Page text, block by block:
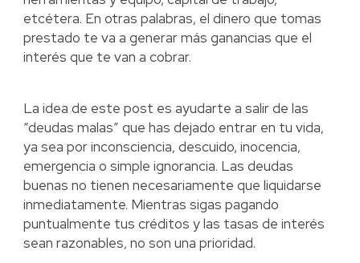
etcétera. En otras palabras, el dinero que tomas
prestado te va a generar más ganancias que el
interés que te van a cobrar.
La idea de este post es ayudarte a salir de las
“deudas malas” que has dejado entrar en tu vida,
ya sea por inconsciencia, descuido, inocencia,
emergencia o simple ignorancia. Las deudas
buenas no tienen necesariamente que liquidarse
inmediatamente. Mientras sigas pagando
puntualmente tus créditos y las tasas de interés
sean razonables, no son una prioridad.